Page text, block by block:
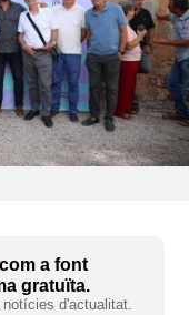
com a font
gratuïta.
d'actualitat.